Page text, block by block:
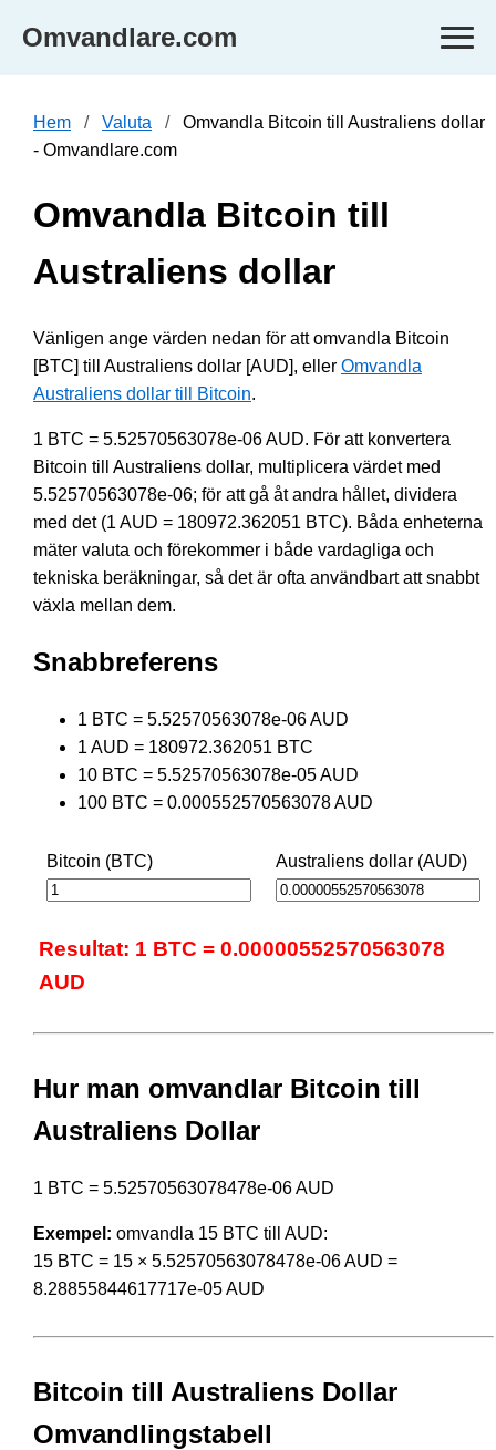
Omvandlare.com
Hem Valuta
Omvandla Bitcoin till Australiens dollar
- Omvandlare.com
Omvandla Bitcoin till
Australiens dollar
Vänligen ange värden nedan för att omvandla Bitcoin
[BTC] till Australiens dollar [AUD], eller Omvandla
Australiens dollar till Bitcoin.
1 BTC = 5.52570563078e-06 AUD. För att konvertera
Bitcoin till Australiens dollar, multiplicera värdet med
5.52570563078e-06; för att gå åt andra hållet, dividera
med det (1 AUD = 180972.362051 BTC). Båda enheterna
mäter valuta och förekommer i både vardagliga och
tekniska beräkningar, så det är ofta användbart att snabbt
växla mellan dem.
Snabbreferens
1 BTC = 5.52570563078e-06 AUD
1 AUD = 180972.362051 BTC
10 BTC = 5.52570563078e-05 AUD
100 BTC = 0.000552570563078 AUD
Bitcoin (BTC) Australiens dollar (AUD)
Resultat: 1 BTC = 0.00000552570563078
AUD
Hur man omvandlar Bitcoin till
Australiens Dollar
1 BTC = 5.52570563078478e-06 AUD
Exempel: omvandla 15 BTC till AUD:
15 BTC = 15 × 5.52570563078478e-06 AUD =
8.28855844617717e-05 AUD
Bitcoin till Australiens Dollar
Omvandlingstabell